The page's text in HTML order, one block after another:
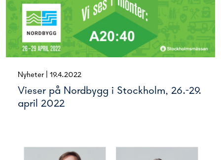
Nyheter 19.4.2022
Vieser på Nordbygg i Stockholm, 26.-29.
april 2022